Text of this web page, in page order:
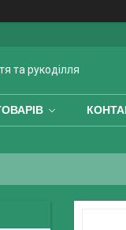
та рукоділля